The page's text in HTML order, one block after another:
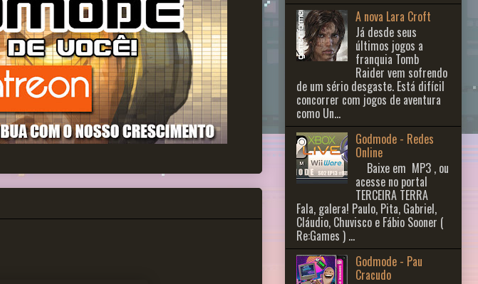
A nova Lara Croft
Já desde seus
últimos jogos a
franquia Tomb
Raider vem sofrendo
de um sério desgaste. Está difícil
concorrer com jogos de aventura
como Un...
Godmode - Redes
Online
Baixe em MP3 , ou
acesse no portal
TERCEIRA TERRA
Fala, galera! Paulo, Pita, Gabriel,
Cláudio, Chuvisco e Fábio Sooner (
Re:Games ) ...
Godmode - Pau
Cracudo